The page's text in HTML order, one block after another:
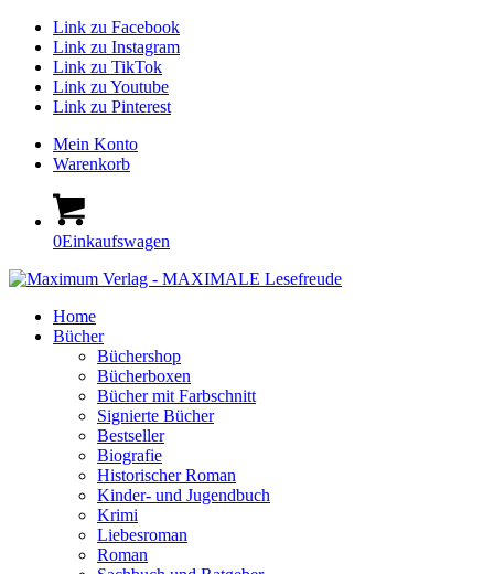
Link zu Facebook
Link zu Instagram
Link zu TikTok
Link zu Youtube
Link zu Pinterest
Mein Konto
Warenkorb
0Einkaufswagen
Home
Bücher
Büchershop
Bücherboxen
Bücher mit Farbschnitt
Signierte Bücher
Bestseller
Biografie
Historischer Roman
Kinder- und Jugendbuch
Krimi
Liebesroman
Roman